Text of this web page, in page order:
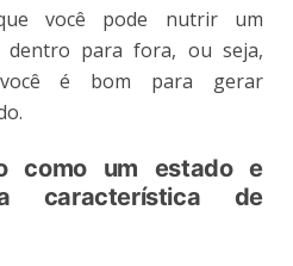
você pode nutrir um
dentro para fora, ou seja,
é bom para gerar
como um estado e
característica de